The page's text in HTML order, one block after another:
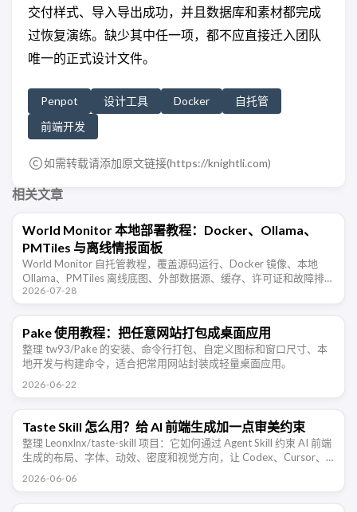
交付样式、导入导出成功，并且数据库和素材都完成
过恢复演练。缺少其中任一项，都不应直接迁入团队
唯一的正式设计文件。
Penpot 设计工具 Docker
自托管
前端开发
如需转载请添加原文链接(https://knightli.com)
相关文章
World Monitor 本地部署教程：Docker、Ollama、
PMTiles 与离线情报面板
World Monitor 自托管教程，覆盖源码运行、Docker 镜像、本地
Ollama、PMTiles 离线底图、外部数据源、缓存、许可证和故障排
查。
2026-07-28
Pake 使用教程：把任意网站打包成桌面应用
整理 tw93/Pake 的安装、命令行打包、自定义图标和窗口尺寸、本
地开发与构建命令，适合把常用网站封装成轻量桌面应用。
2026-06-22
Taste Skill 怎么用？给 AI 前端生成加一点审美约束
整理 Leonxlnx/taste-skill 项目：它如何通过 Agent Skill 约束 AI 前端
生成的布局、字体、动效、密度和视觉方向，让 Codex、Cursor、
2026-06-06